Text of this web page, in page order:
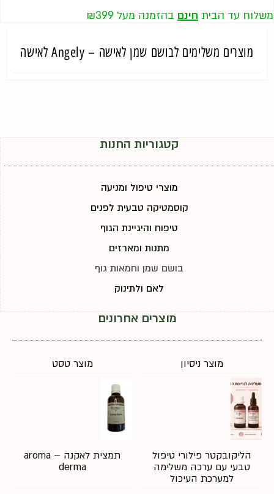
משלוח עד הבית חינם בהזמנה מעל ₪399
מוצרים משלימים לבושם שמן לאישה – Angely לאישה
קטגוריות החנות
מוצרי טיפול ומניעה
קוסמטיקה טבעית לפנים
טיפוח והיגיינת הגוף
מתנות ומארזים
בושם שמן וחמאות גוף
לאם ולתינוק
מוצרים אחרונים
מוצר ניסיון מוצר טסט
הליקובקטר פילורי טיפול
טבעי עם ערכה משלימה
למערכת העיכול
תמצית לאקנה – aroma
derma